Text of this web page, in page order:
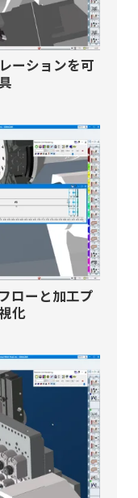
ーションを可
ローと加工プ
化